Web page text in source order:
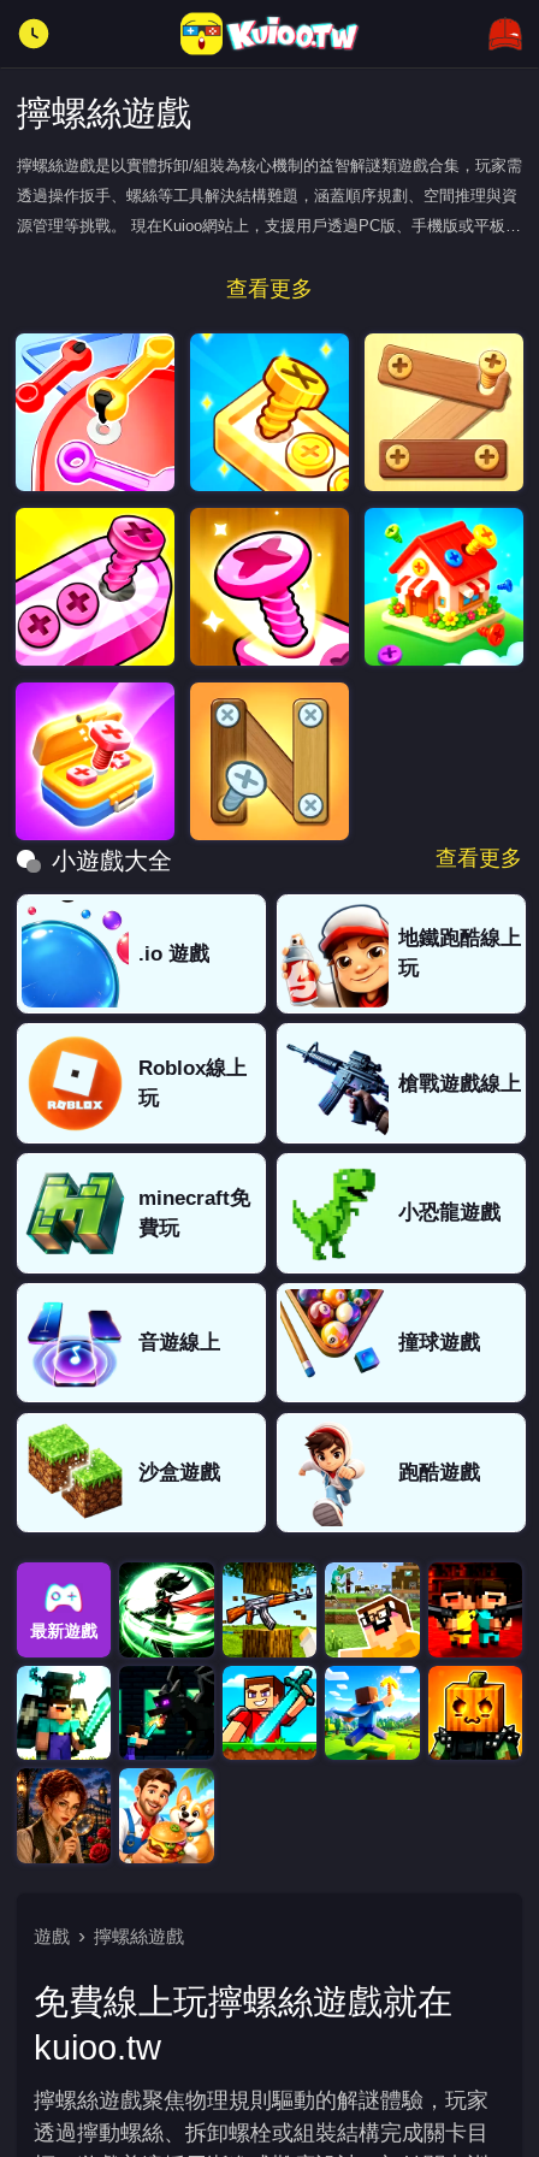
擰螺絲遊戲
擰螺絲遊戲是以實體拆卸/組裝為核心機制的益智解謎類遊戲合集，玩家需
透過操作扳手、螺絲等工具解決結構難題，涵蓋順序規劃、空間推理與資
源管理等挑戰。 現在Kuioo網站上，支援用戶透過PC版、手機版或平板瀏
查看更多
小遊戲大全 查看更多
.io 遊戲
地鐵跑酷線上
玩
Roblox線上
玩
槍戰遊戲線上
minecraft免
費玩
小恐龍遊戲
音遊線上 撞球遊戲
沙盒遊戲 跑酷遊戲
最新遊戲
遊戲 擰螺絲遊戲
免費線上玩擰螺絲遊戲就在
kuioo.tw
擰螺絲遊戲聚焦物理規則驅動的解謎體驗，玩家
透過擰動螺絲、拆卸螺栓或組裝結構完成關卡目